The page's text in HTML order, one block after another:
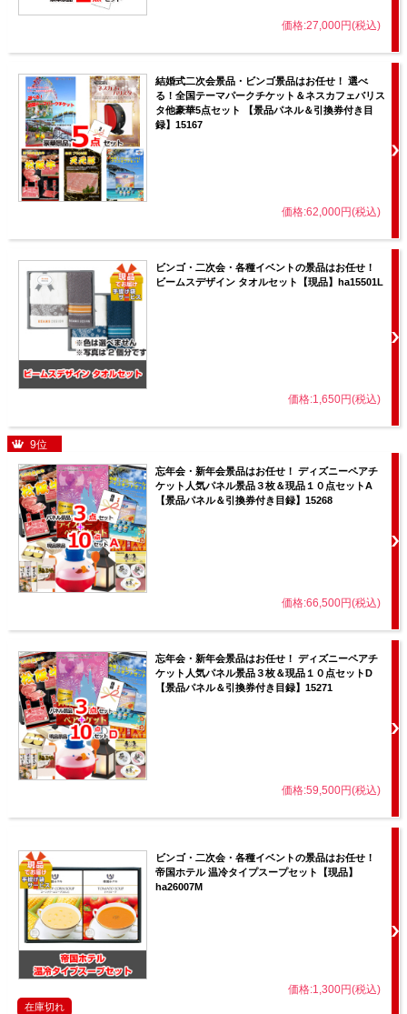
価格:27,000円(税込)
結婚式二次会景品・ビンゴ景品はお任せ！ 選べ
る！全国テーマパークチケット＆ネスカフェバリス
タ他豪華5点セット 【景品パネル＆引換券付き目
録】15167
価格:62,000円(税込)
ビンゴ・二次会・各種イベントの景品はお任せ！
ビームスデザイン タオルセット【現品】ha15501L
価格:1,650円(税込)
9位
忘年会・新年会景品はお任せ！ ディズニーペアチ
ケット人気パネル景品３枚＆現品１０点セットA
【景品パネル＆引換券付き目録】15268
価格:66,500円(税込)
忘年会・新年会景品はお任せ！ ディズニーペアチ
ケット人気パネル景品３枚＆現品１０点セットD
【景品パネル＆引換券付き目録】15271
価格:59,500円(税込)
ビンゴ・二次会・各種イベントの景品はお任せ！
帝国ホテル 温冷タイプスープセット【現品】
ha26007M
価格:1,300円(税込)
在庫切れ